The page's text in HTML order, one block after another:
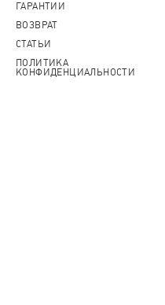
ГАРАНТИИ
ВОЗВРАТ
СТАТЬИ
ПОЛИТИКА
КОНФИДЕНЦИАЛЬНОСТИ